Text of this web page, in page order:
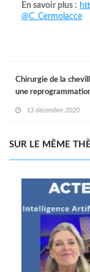
En savoir plus :
@C_Cermolacce
Chirurgie de la
une
13 décembre 2020
SUR LE MÊME